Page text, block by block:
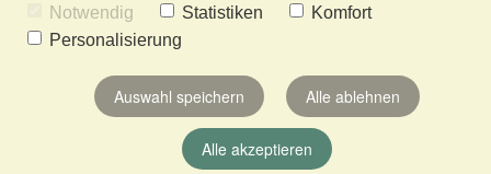
Wachstumsimpulse. Er ist ein originelles
GeschäftspartnerInnen und verbindet
Vorfreude mit Wachstum und Nachhaltigkeit.
Notwendig Statistiken
Komfort
Personalisierung
Auswahl speichern Alle ablehnen
Alle akzeptieren